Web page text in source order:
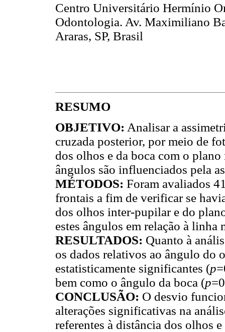
Centro Universitário Hermínio
Odontologia. Av. Maximiliano
Araras, SP, Brasil
RESUMO
OBJETIVO: Analisar a
cruzada posterior, por meio de
dos olhos e da boca com o
ângulos são influenciados pela
MÉTODOS: Foram avaliados
frontais a fim de verificar se
dos olhos inter-pupilar e do
estes ângulos em relação à linha
RESULTADOS: Quanto à
os dados relativos ao ângulo do
estatisticamente significantes (p
bem como o ângulo da boca (p
CONCLUSÃO: O desvio
alterações significativas na
referentes à distância dos olhos